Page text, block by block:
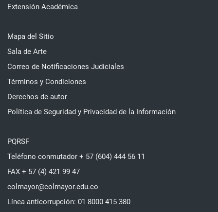
Extensión Académica
Mapa del Sitio
Sala de Arte
Correo de Notificaciones Judiciales
Términos y Condiciones
Derechos de autor
Política de Seguridad y Privacidad de la Información
PQRSF
Teléfono conmutador + 57 (604) 444 56 11
FAX + 57 (4) 421 99 47
colmayor@colmayor.edu.co
Línea anticorrupción: 01 8000 415 380